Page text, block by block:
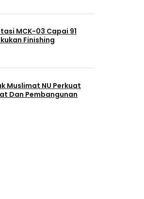
MCK-03 Capai 91
Finishing
Muslimat NU Perkuat
Dan Pembangunan